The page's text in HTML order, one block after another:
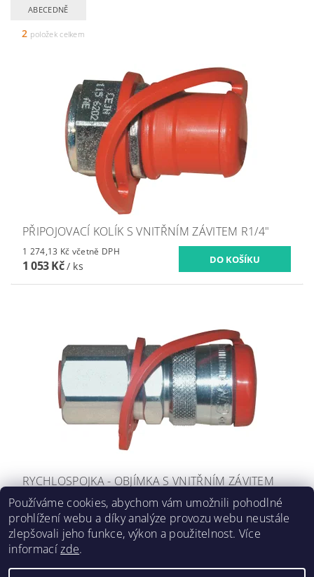
ABECEDNĚ
2 položek celkem
PŘIPOJOVACÍ KOLÍK S VNITŘNÍM ZÁVITEM R1/4"
1 274,13 Kč včetně DPH
1 053 Kč/ ks
RYCHLOSPOJKA - OBJÍMKA S VNITŘNÍM ZÁVITEM
R1/4"
3 031,05 Kč včetně DPH
2 505 Kč/ ks
Používáme cookies, abychom vám umožnili pohodlné
prohlížení webu a díky analýze provozu webu neustále
zlepšovali jeho funkce, výkon a použitelnost. Více
informacízde.